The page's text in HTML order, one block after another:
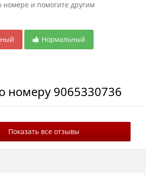
номере и помогите другим
Нормальный
номеру 9065330736
Показать все отзывы